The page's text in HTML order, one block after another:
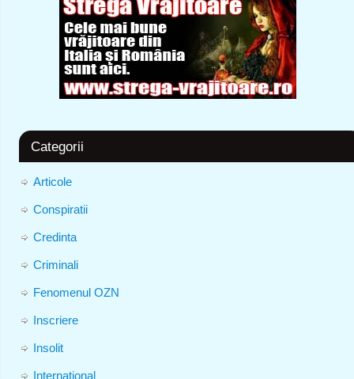
Categorii
Articole
Conspiratii
Credinta
Criminali
Fenomenul OZN
Inscriere
Insolit
International